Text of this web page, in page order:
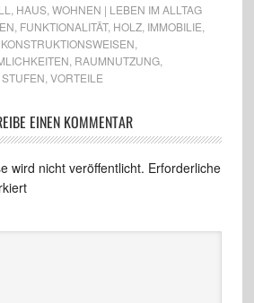
HAUS, WOHNEN | LEBEN IM ALLTAG
FUNKTIONALITÄT, HOLZ, IMMOBILIE
KONSTRUKTIONSWEISEN
RAUMNUTZUNG,
STUFEN VORTEILE
EINEN KOMMENTAR
wird nicht veröffentlicht. Erforderliche